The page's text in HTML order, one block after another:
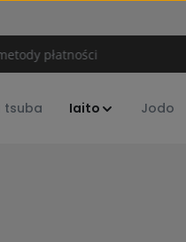
płatności
tsuba Iaito Jodo